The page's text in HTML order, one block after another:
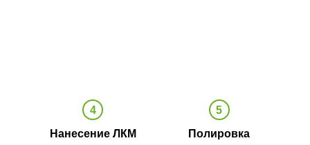
Нанесение ЛКМ Полировка